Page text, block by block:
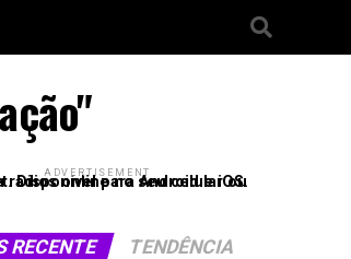
ADVERTISEMENT
RECENTE
TENDÊNCIA